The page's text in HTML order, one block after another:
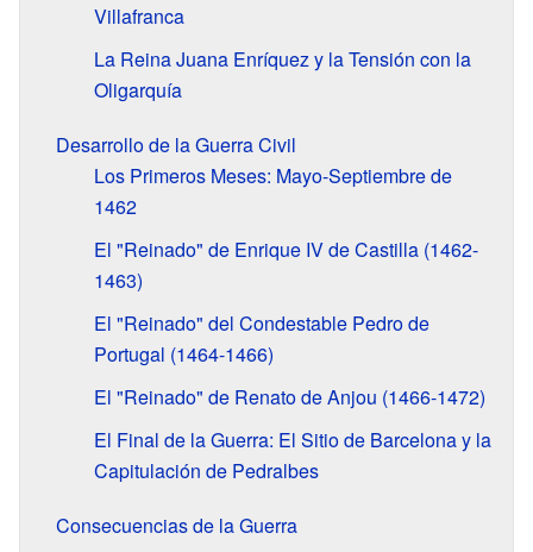
Villafranca
La Reina Juana Enríquez y la Tensión con la
Oligarquía
Desarrollo de la Guerra Civil
Los Primeros Meses: Mayo-Septiembre de
1462
El "Reinado" de Enrique IV de Castilla (1462-
1463)
El "Reinado" del Condestable Pedro de
Portugal (1464-1466)
El "Reinado" de Renato de Anjou (1466-1472)
El Final de la Guerra: El Sitio de Barcelona y la
Capitulación de Pedralbes
Consecuencias de la Guerra